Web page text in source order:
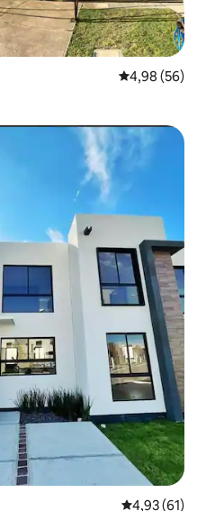
Просечна
4,98 (56)
Просечна
4,93 (61)